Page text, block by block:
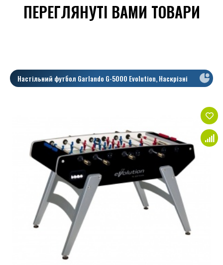
ПЕРЕГЛЯНУТІ ВАМИ ТОВАРИ
Настільний футбол Garlando G-5000 Evolution, Наскрізні